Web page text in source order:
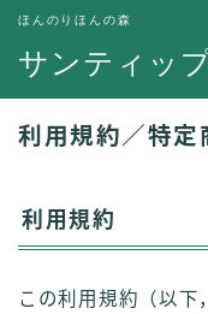
サンティッ
ほんのりほんの森
MENU
プライバシーポリシ
お問い合わせ
利用規約／特定
利用規約
この利用規約（以下